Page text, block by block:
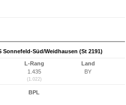
Sonnefeld-Süd/Weidhausen (St 2191)
L-Rang
1.435
(1.022)
Land
BY
BPL